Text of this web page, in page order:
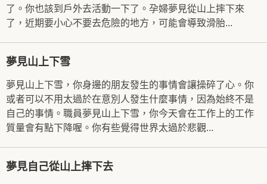
了。你也該到戶外去活動一下了。孕婦夢見從山上摔下來
了，近期要小心不要去危險的地方，可能會導致滑胎...
夢見山上下雪
夢見山上下雪，你身邊的朋友發生的事情會讓操碎了心。你
或者可以不用太過於在意別人發生什麼事情，因為始終不是
自己的事情。職員夢見山上下雪，你今天會在工作上的工作
質量會有點下降喔。你有些覺得世界太過於悲觀...
夢見自己從山上摔下去